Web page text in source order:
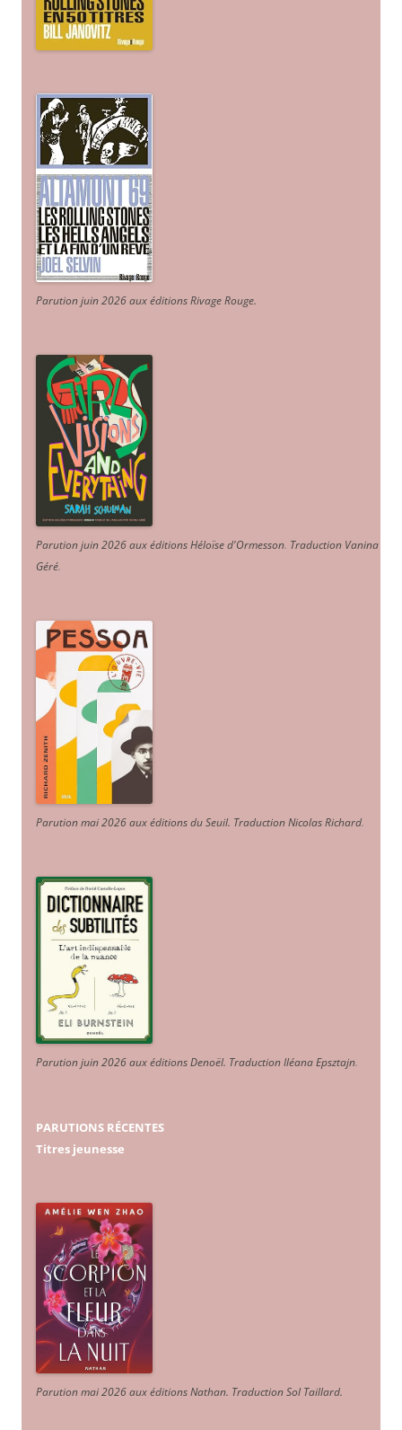
Parution juin 2026 aux éditions Rivage Rouge.
Parution juin 2026 aux éditions Héloïse d'Ormesson. Traduction Vanina
Géré.
Parution mai 2026 aux éditions du Seuil. Traduction Nicolas Richard.
Parution juin 2026 aux éditions Denoël. Traduction Iléana Epsztajn.
PARUTIONS RÉCENTES
Titres jeunesse
Parution mai 2026 aux éditions Nathan. Traduction Sol Taillard.